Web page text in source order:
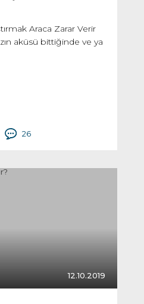
Araca Zarar Verir
aküsü bittiğinde ve ya
26
12.10.2019